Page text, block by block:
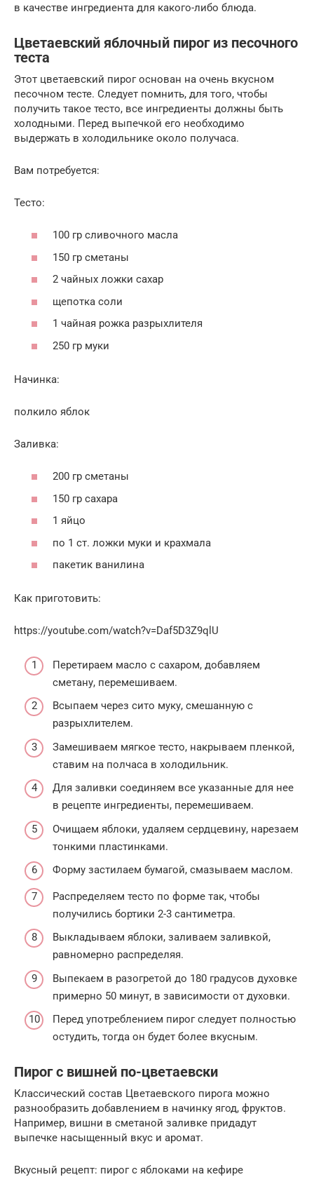
в качестве ингредиента для какого-либо блюда.
Цветаевский яблочный пирог из песочного
теста
Этот цветаевский пирог основан на очень вкусном
песочном тесте. Следует помнить, для того, чтобы
получить такое тесто, все ингредиенты должны быть
холодными. Перед выпечкой его необходимо
выдержать в холодильнике около получаса.
Вам потребуется:
Тесто:
100 гр сливочного масла
150 гр сметаны
2 чайных ложки сахар
щепотка соли
1 чайная рожка разрыхлителя
250 гр муки
Начинка:
полкило яблок
Заливка:
200 гр сметаны
150 гр сахара
1 яйцо
по 1 ст. ложки муки и крахмала
пакетик ванилина
Как приготовить:
https://youtube.com/watch?v=Daf5D3Z9qlU
Перетираем масло с сахаром, добавляем
сметану, перемешиваем.
Всыпаем через сито муку, смешанную с
разрыхлителем.
Замешиваем мягкое тесто, накрываем пленкой,
ставим на полчаса в холодильник.
Для заливки соединяем все указанные для нее
в рецепте ингредиенты, перемешиваем.
Очищаем яблоки, удаляем сердцевину, нарезаем
тонкими пластинками.
Форму застилаем бумагой, смазываем маслом.
Распределяем тесто по форме так, чтобы
получились бортики 2-3 сантиметра.
Выкладываем яблоки, заливаем заливкой,
равномерно распределяя.
Выпекаем в разогретой до 180 градусов духовке
примерно 50 минут, в зависимости от духовки.
Перед употреблением пирог следует полностью
остудить, тогда он будет более вкусным.
Пирог с вишней по-цветаевски
Классический состав Цветаевского пирога можно
разнообразить добавлением в начинку ягод, фруктов.
Например, вишни в сметаной заливке придадут
выпечке насыщенный вкус и аромат.
Вкусный рецепт: пирог с яблоками на кефире